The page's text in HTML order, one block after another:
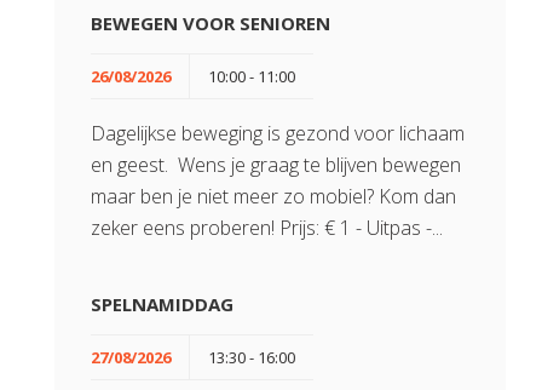
BEWEGEN VOOR SENIOREN
26/08/2026 10:00 - 11:00
Dagelijkse beweging is gezond voor lichaam
en geest. Wens je graag te blijven bewegen
maar ben je niet meer zo mobiel? Kom dan
zeker eens proberen! Prijs: € 1 - Uitpas -...
SPELNAMIDDAG
27/08/2026 13:30 - 16:00